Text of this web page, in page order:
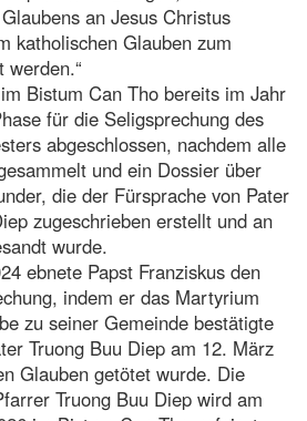
an Jesus Christus
katholischen Glauben zum
werden.“
Bistum Can Tho bereits im Jahr
für die Seligsprechung des
abgeschlossen, nachdem alle
und ein Dossier über
die der Fürsprache von Pater
zugeschrieben erstellt und an
wurde.
ebnete Papst Franziskus den
indem er das Martyrium
zu seiner Gemeinde bestätigte
Truong Buu Diep am 12. März
Glauben getötet wurde. Die
Truong Buu Diep wird am